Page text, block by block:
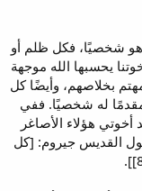
هو شخصيًا، فكل ظلم أو
يحسبها الله موجهة
بخلاصهم، وأيضًا كل
له شخصيًا. ففي
أخوتي هؤلاء الأصاغر
25: 40). لذلك يقول القديس جيروم: [كل